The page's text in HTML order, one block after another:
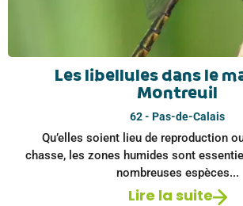
Les libellules dans le
Montreuil
62 - Pas-de-Calais
Qu’elles soient lieu de reproduction
chasse, les zones humides sont
nombreuses espèces...
Lire la suite